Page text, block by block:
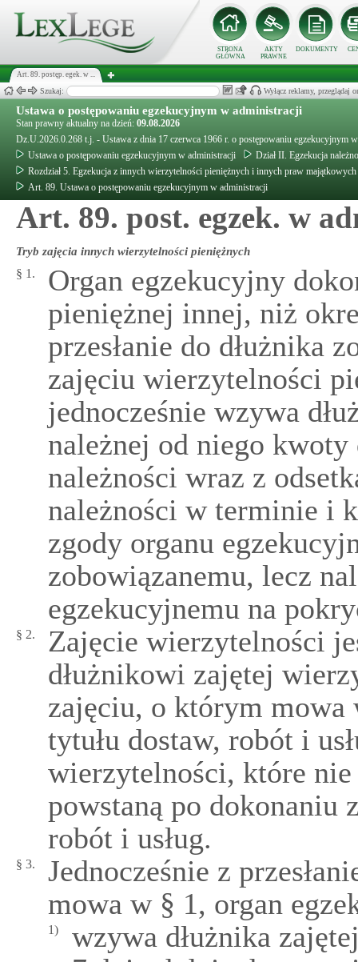
STRONA
GŁÓWNA
AKTY
PRAWNE
DOKUMENTY
Art. 89. postęp. egek. w ...
Szukaj: Wyłącz reklamy, przeglądaj
Ustawa o postępowaniu egzekucyjnym w administracji
Stan prawny aktualny na dzień: 09.08.2026
Dz.U.2026.0.268 t.j. - Ustawa z dnia 17 czerwca 1966 r. o postępowaniu egzekucyjnym
Ustawa o postępowaniu egzekucyjnym w administracji
Dział II. Egzekucja
Rozdział 5. Egzekucja z innych wierzytelności pieniężnych i innych praw majątkowych
Art. 89. Ustawa o postępowaniu egzekucyjnym w administracji
Art. 89. post. egzek. w
Tryb zajęcia innych wierzytelności pieniężnych
§ 1.
Organ egzekucyjny
pieniężnej innej, niż
przesłanie do dłużnika
zajęciu wierzytelności
jednocześnie wzywa
należnej od niego
należności wraz z
należności w terminie i
zgody organu
zobowiązanemu, lecz
egzekucyjnemu na
§ 2.
Zajęcie wierzytelności
dłużnikowi zajętej
zajęciu, o którym
tytułu dostaw, robót i
wierzytelności, które
powstaną po dokonaniu
robót i usług.
§ 3.
Jednocześnie z
mowa w § 1, organ
1)
wzywa dłużnika